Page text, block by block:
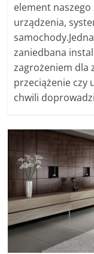
element naszego
urządzenia,
zaniedbana
zagrożeniem dla
przeciążenie czy
chwili